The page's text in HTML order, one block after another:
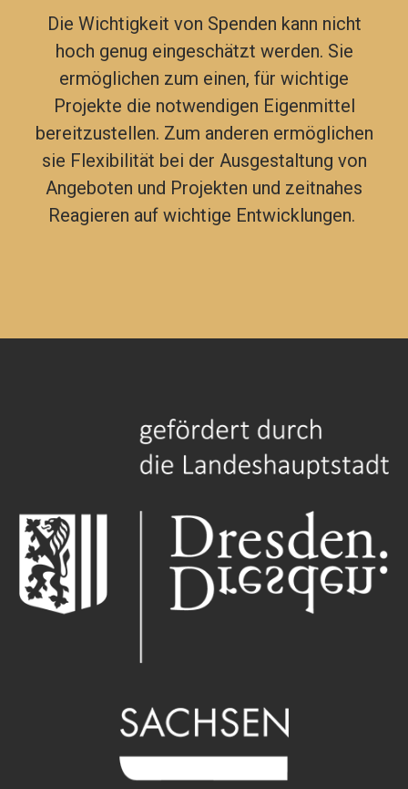
Die Wichtigkeit von Spenden kann nicht
hoch genug eingeschätzt werden. Sie
ermöglichen zum einen, für wichtige
Projekte die notwendigen Eigenmittel
bereitzustellen. Zum anderen ermöglichen
sie Flexibilität bei der Ausgestaltung von
Angeboten und Projekten und zeitnahes
Reagieren auf wichtige Entwicklungen.